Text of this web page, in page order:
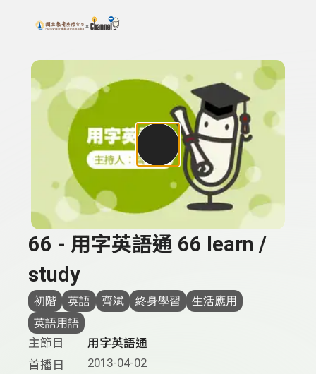
上方功能區塊
搜尋關鍵字：可輸入節目名稱、主持人或關鍵字
66 - 用字英語通 66 learn /
study
初階 英語 齊斌 終身學習
生活應用
英語用語
主節目
用字英語通
首播日
2013-04-02